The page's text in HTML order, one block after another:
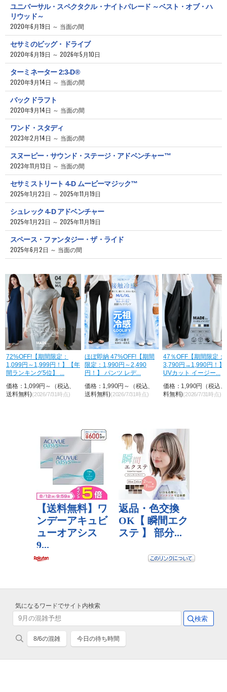
ユニバーサル・スペクタクル・ナイトパレード ～ベスト・オブ・ハ
リウッド～
2020年6月19日 ～ 当面の間
セサミのビッグ・ドライブ
2020年6月19日 ～ 2026年5月10日
ターミネーター 2:3-D®
2020年9月14日 ～ 当面の間
バックドラフト
2020年9月14日 ～ 当面の間
ワンド・スタディ
2023年2月14日 ～ 当面の間
スヌーピー・サウンド・ステージ・アドベンチャー™
2023年11月13日 ～ 当面の間
セサミストリート 4-D ムービーマジック™
2025年1月23日 ～ 2025年11月19日
シュレック 4-D アドベンチャー
2025年1月23日 ～ 2025年11月19日
スペース・ファンタジー・ザ・ライド
2025年6月2日 ～ 当面の間
72%OFF!【期間限定：
1,099円～1,999円！】【年
間ランキング5位】 ...
価格：1,099円～（税込、
送料無料)(2026/7/31時点)
ほぼ即納 47%OFF!【期間
限定：1,990円～2,490
円！】 パンツ レデ...
価格：1,990円～（税込、
送料無料)(2026/7/31時点)
47％OFF【期間限定：
3,790円→1,990円！】
UVカット イージー...
価格：1,990円（税込
料無料)(2026/7/31時点)
気になるワードでサイト内検索
8/6の混雑 今日の待ち時間